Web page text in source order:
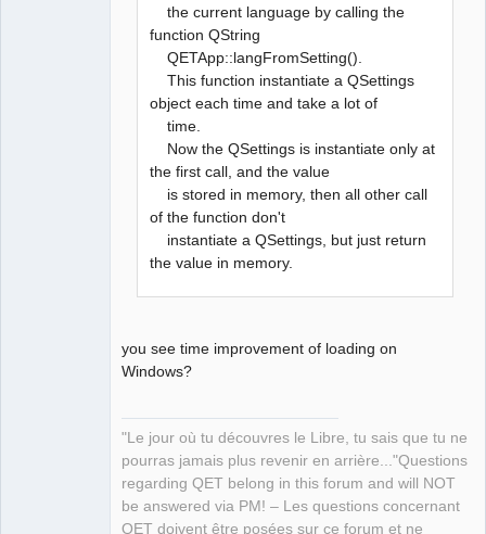
the current language by calling the
function QString
QETApp::langFromSetting().
This function instantiate a QSettings
object each time and take a lot of
time.
Now the QSettings is instantiate only at
the first call, and the value
is stored in memory, then all other call
of the function don't
instantiate a QSettings, but just return
the value in memory.
you see time improvement of loading on
Windows?
"Le jour où tu découvres le Libre, tu sais que tu ne
pourras jamais plus revenir en arrière..."Questions
regarding QET belong in this forum and will NOT
be answered via PM! – Les questions concernant
QET doivent être posées sur ce forum et ne